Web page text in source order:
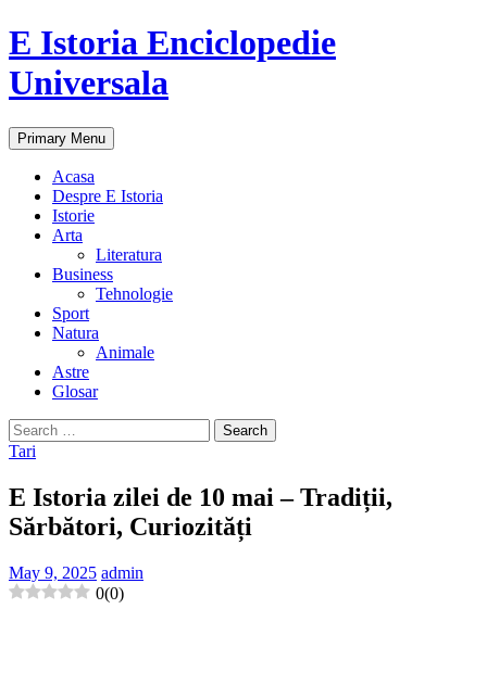
E Istoria Enciclopedie
Universala
Search
Primary Menu Skip
to
Acasa
Despre E Istoria
Istorie
Arta
Literatura
Business
Tehnologie
Sport
Natura
Animale
Astre
Glosar
Search
for:
Tari
E Istoria zilei de 10 mai – Tradiții,
Sărbători, Curiozități
May 9, 2025 admin
0(0)